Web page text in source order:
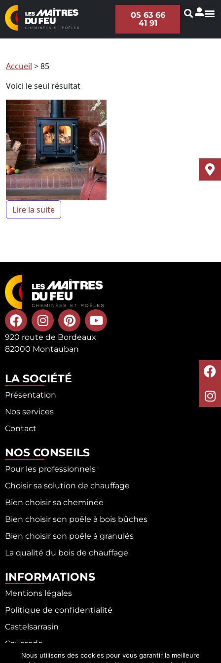
05 63 66
41 91
Accueil >85
Voici le seul résultat
Lire la suite
920 route de Bordeaux
82000 Montauban
LA SOCIÉTÉ
Présentation
Nos services
Contact
NOS CONSEILS
Pour les professionnels
Choisir sa solution de chauffage
Bien choisir sa cheminée
Bien choisir son poêle à bois bûches
Bien choisir son poêle à granulés
La qualité du bois de chauffage
INFORMATIONS
Mentions légales
Politique de confidentialité
Castelsarrasin
Caussade
Fronton
Nous utilisons des cookies pour vous garantir la meilleure